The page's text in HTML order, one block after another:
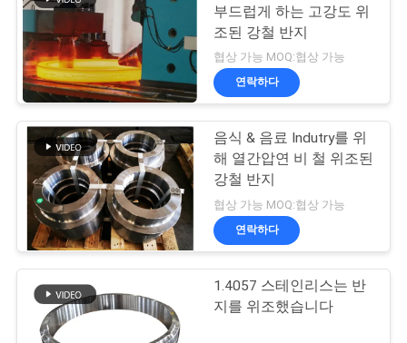
부드럽게 하는 고강도 위
조된 강철 반지
협상 가능 MOQ:협상 가능
연락하다
음식 & 음료 Indutry를 위
해 열간압연 비 철 위조된
강철 반지
협상 가능 MOQ:협상 가능
연락하다
1.4057 스테인리스는 반
지를 위조했습니다